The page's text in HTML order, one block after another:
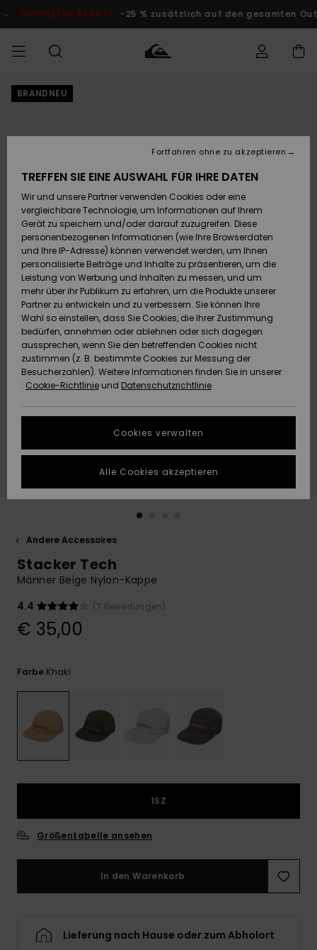
Produktinformation
DOPPELTER RABATT -25 % zusätzlich auf den gesamten
MÄNNER
Accessoires
Schuhe&
Flip-Flops
Surf
Snow
Brandneu
Highlights
JUNGEN
Accessoires
Schuhe&
Flip-Flops
Surf
Snow
Brandneu
Highlights
FRAUEN
Brandneu
Highlights
Snow
SURF
Kinder
Highlights
Community
SNOW
Kinder
Snow Shop
Damen
Highlights
Community
DOPPELTER
RABATT
KINDER
Outlet
Frauen
HILFE & KONTAKT
Versand
Retouren
Bezahlung
Geschenkkarte
Quiksilver
Freedom
Datenschutz
Starten Sie eine
Unterhaltung,
schnellste
Antwort auf Ihre
Frage zu
erhalten.
Finden Sie
Antworten auf
die häufigsten
Fragen sowie
NACHHALTIGKEIT
WUNSCHLISTE
BRANDNEU
Andere Accessoires
Stacker Tech
Männer Beige Nylon-Kappe
4.4
(7 Bewertungen)
€ 35,00
Farbe Khaki
1SZ
Größentabelle ansehen
In den Warenkorb
Lieferung nach Hause oder zum Abholort
TREFFEN SIE EINE AUSWAHL FÜR IHRE DATEN
Wir und unsere Partner verwenden Cookies oder eine
vergleichbare Technologie, um Informationen auf Ihrem
Gerät zu speichern und/oder darauf zuzugreifen. Diese
personenbezogenen Informationen (wie Ihre Browserdaten
und Ihre IP-Adresse) können verwendet werden, um Ihnen
personalisierte Beiträge und Inhalte zu präsentieren, um die
Leistung von Werbung und Inhalten zu messen, und um
mehr über ihr Publikum zu erfahren, um die Produkte unserer
Partner zu entwickeln und zu verbessern. Sie können Ihre
Wahl so einstellen, dass Sie Cookies, die Ihrer Zustimmung
bedürfen, annehmen oder ablehnen oder sich dagegen
aussprechen, wenn Sie den betreffenden Cookies nicht
zustimmen (z. B. bestimmte Cookies zur Messung der
Besucherzahlen). Weitere Informationen finden Sie in unserer
: Cookie-Richtlinie und Datenschutzrichtlinie
Cookies verwalten
Fortfahren ohne zu akzeptieren
Alle Cookies akzeptieren